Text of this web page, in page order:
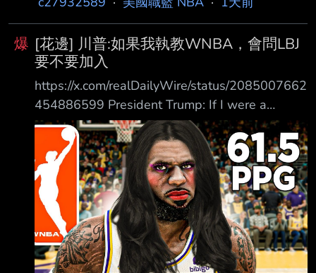
爆 [花邊] 川普:如果我執教WNBA，會問LBJ
要不要加入
https://x.com/realDailyWire/status/2085007662
454886599 President Trump: If I were a
WNBA coach I’d go up to LeBron James and
ask if he has “any desire to be a woman.” 川普
總統：如果我是 WNBA 教練，我會走上前去問
LeBron James，他是否有「任何想成 為女人的
慾望」。 --